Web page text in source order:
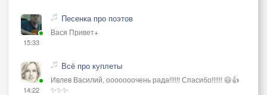
15:33
Песенка про поэтов
Вася Привет+
14:22
Всё про куплеты
Ивлев Василий, ооооооочень рада!!!!!! Спасибо!!!!!! 😃👍
✨✨✨